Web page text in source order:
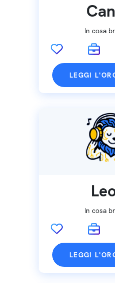
In cosa
LEGGI
In cosa
LEGGI